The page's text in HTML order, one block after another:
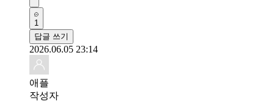
1
답글 쓰기
2026.06.05 23:14
애플
작성자